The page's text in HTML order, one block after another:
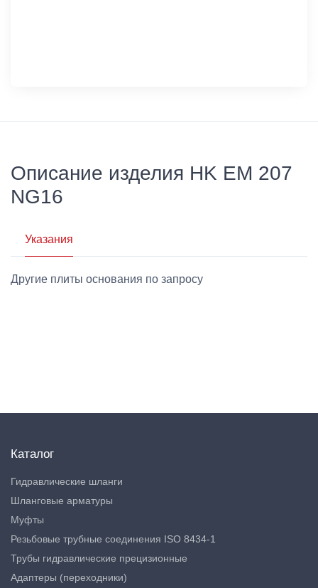
Описание изделия HK EM 207
NG16
Указания
Другие плиты основания по запросу
Каталог
Гидравлические шланги
Шланговые арматуры
Муфты
Резьбовые трубные соединения ISO 8434-1
Трубы гидравлические прецизионные
Адаптеры (переходники)